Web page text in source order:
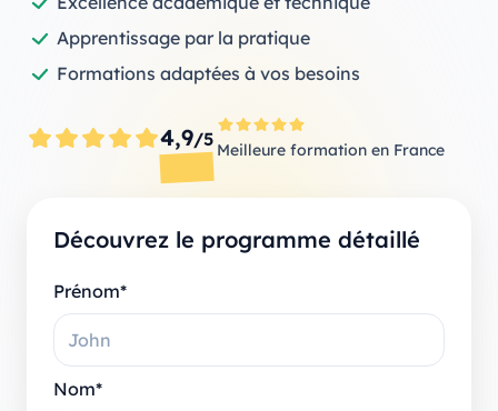
Apprentissage par la pratique
Formations adaptées à vos besoins
4,9/5 Meilleure formation en France
Découvrez le programme détaillé
Prénom*
Nom*